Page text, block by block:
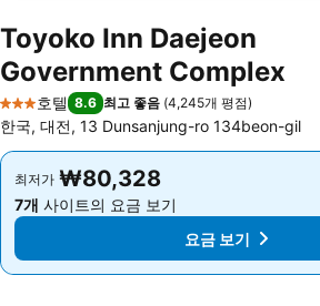
Toyoko Inn Daejeon
Government Complex
3 성급
호텔 8.6 최고 좋음 (4,245개 평점)
한국, 대전, 13 Dunsanjung-ro 134beon-gil
최저가 ₩80,328
7개 사이트의 요금 보기
요금 보기
최저가 ₩80,328
7개 사이트의 요금 보기
요금 보기